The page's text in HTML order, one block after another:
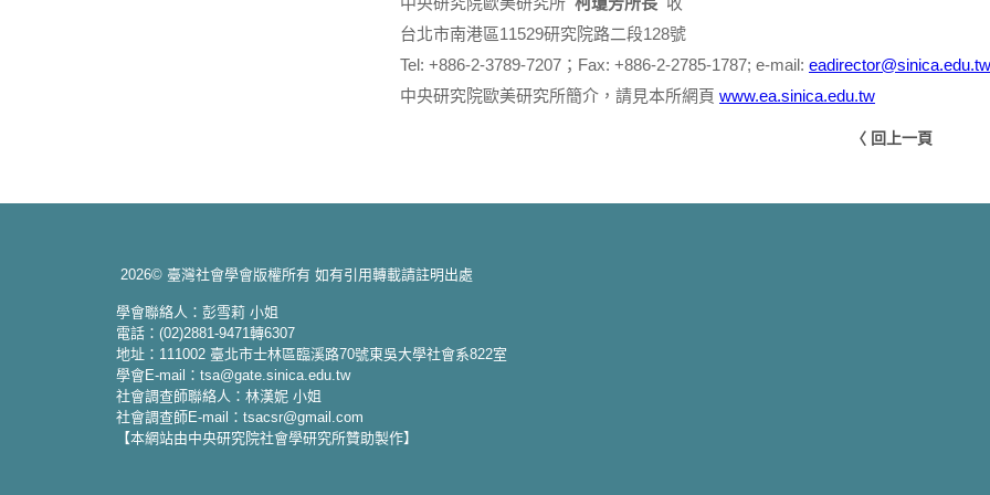
台北市南港區11529研究院路二段128號
Tel: +886-2-3789-7207；Fax: +886-2-2785-1787; e-mail: eadirector@sinica.edu.tw
中央研究院歐美研究所簡介，請見本所網頁 www.ea.sinica.edu.tw
〈 回上一頁
2026© 臺灣社會學會版權所有 如有引用轉載請註明出處
學會聯絡人：彭雪莉 小姐
電話：(02)2881-9471轉6307
地址：111002 臺北市士林區臨溪路70號東吳大學社會系822室
學會E-mail：tsa@gate.sinica.edu.tw
社會調查師聯絡人：林漢妮 小姐
社會調查師E-mail：tsacsr@gmail.com
【本網站由中央研究院社會學研究所贊助製作】